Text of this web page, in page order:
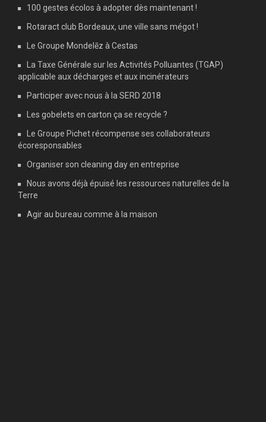
100 gestes écolos à adopter dès maintenant !
Rotaract club Bordeaux, une ville sans mégot !
Le Groupe Mondelēz à Cestas
La Taxe Générale sur les Activités Polluantes (TGAP)
applicable aux décharges et aux incinérateurs
Participer avec nous à la SERD 2018
Les gobelets en carton ça se recycle ?
Le Groupe Pichet récompense ses collaborateurs
écoresponsables
Organiser son cleaning day en entreprise
Nous avons déjà épuisé les ressources naturelles de la
Terre
Agir au bureau comme à la maison